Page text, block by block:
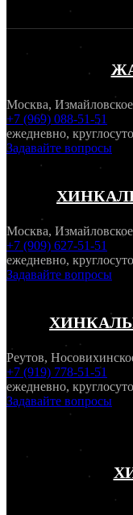
Москва,
+7 (969) 088-51-51
ежедневно,
Задавайте вопросы
Москва,
+7 (909) 627-51-51
ежедневно,
Задавайте вопросы
Реутов,
+7 (919) 778-51-51
ежедневно,
Задавайте вопросы